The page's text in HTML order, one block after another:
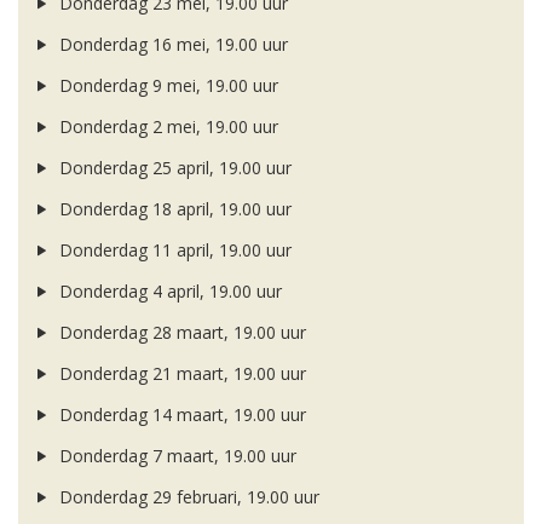
Donderdag 16 mei, 19.00 uur
Donderdag 9 mei, 19.00 uur
Donderdag 2 mei, 19.00 uur
Donderdag 25 april, 19.00 uur
Donderdag 18 april, 19.00 uur
Donderdag 11 april, 19.00 uur
Donderdag 4 april, 19.00 uur
Donderdag 28 maart, 19.00 uur
Donderdag 21 maart, 19.00 uur
Donderdag 14 maart, 19.00 uur
Donderdag 7 maart, 19.00 uur
Donderdag 29 februari, 19.00 uur